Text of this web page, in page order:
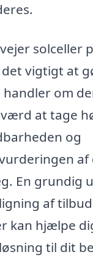
solceller
det vigtigt at
om
at tage
og
af
En grundig
af
kan hjælpe
til dit